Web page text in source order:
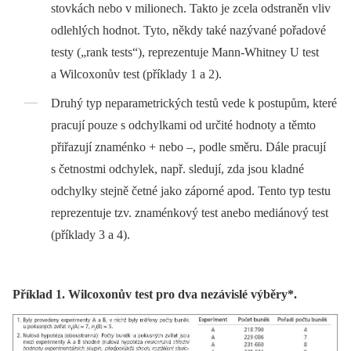
stovkách nebo v milionech. Takto je zcela odstraněn vliv
odlehlých hodnot. Tyto, někdy také nazývané pořadové
testy („rank tests“), reprezentuje Mann‑Whitney U test
a Wilcoxonův test (příklady 1 a 2).
Druhý typ neparametrických testů vede k postupům, které
pracují pouze s odchylkami od určité hodnoty a těmto
přiřazují znaménko + nebo –, podle směru. Dále pracují
s četnostmi odchylek, např. sledují, zda jsou kladné
odchylky stejně četné jako záporné apod. Tento typ testu
reprezentuje tzv. znaménkový test anebo mediánový test
(příklady 3 a 4).
Příklad 1. Wilcoxonův test pro dva nezávislé výběry*.